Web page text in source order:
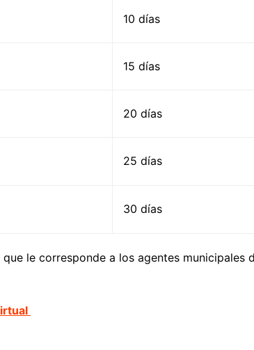
10 días
15 días
20 días
25 días
30 días
le corresponde a los agentes municipales